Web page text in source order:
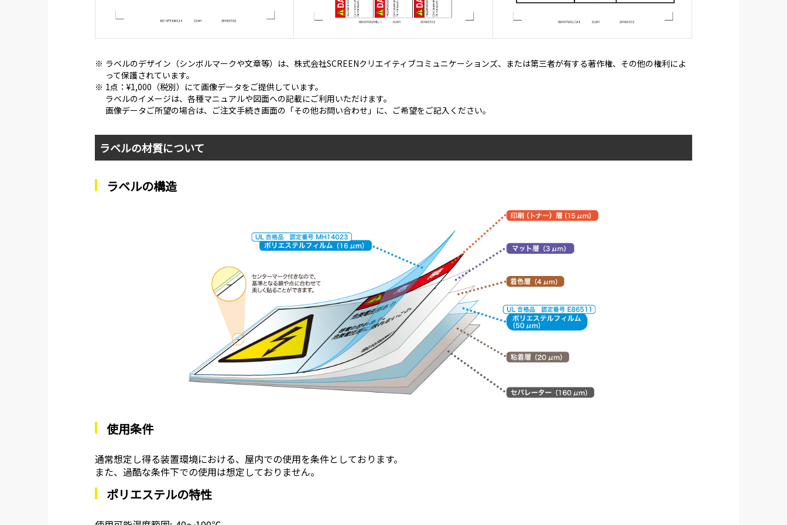
※ ラベルのデザイン（シンボルマークや文章等）は、株式会社SCREENクリエイティブコミュニケーションズ、または第三者が有する著作権、その他の権利によ
って保護されています。
※ 1点：¥1,000（税別）にて画像データをご提供しています。
ラベルのイメージは、各種マニュアルや図面への記載にご利用いただけます。
画像データご所望の場合は、ご注文手続き画面の「その他お問い合わせ」に、ご希望をご記入ください。
ラベルの材質について
ラベルの構造
使用条件
通常想定し得る装置環境における、屋内での使用を条件としております。
また、過酷な条件下での使用は想定しておりません。
ポリエステルの特性